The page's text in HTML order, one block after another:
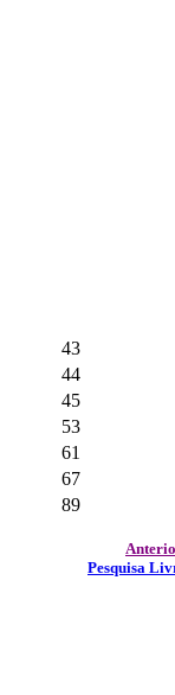
43
44
45
53
61
67
89
Pesquisa